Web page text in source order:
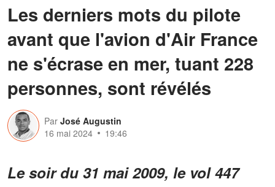
Les derniers mots du pilote
avant que l'avion d'Air France
ne s'écrase en mer, tuant 228
personnes, sont révélés
Par José Augustin
16 mai 2024
19:46
Le soir du 31 mai 2009, le vol 447